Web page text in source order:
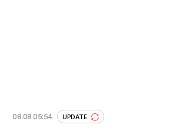
08.08 05:54 UPDATE